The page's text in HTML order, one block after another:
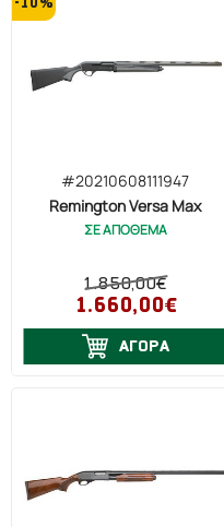
#20210608111947
Remington Versa Max
ΣΕ ΑΠΟΘΕΜΑ
1.850,00€
1.660,00€
ΑΓΟΡΑ
-10%